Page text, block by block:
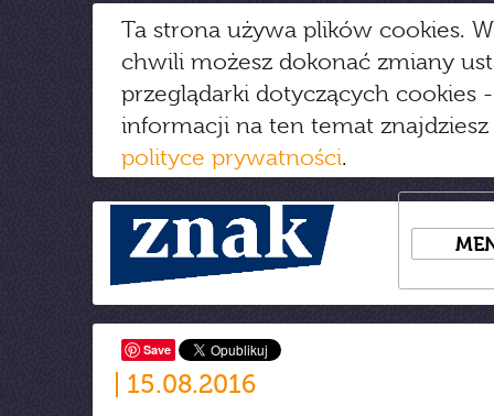
Ta strona używa plików cookies.
chwili możesz dokonać zmiany
przeglądarki dotyczących cookies
informacji na ten temat
polityce prywatności.
Save
15.08.2016